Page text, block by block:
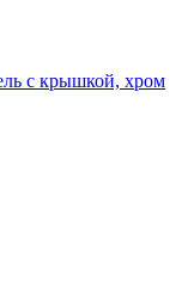
с крышкой, хром